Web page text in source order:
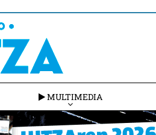
MULTIMEDIA